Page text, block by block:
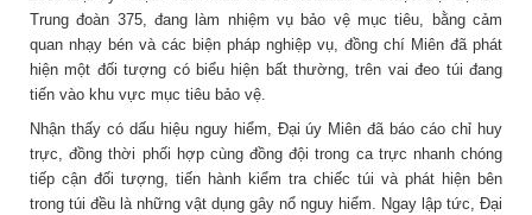
Trung đoàn 375, đang làm nhiệm vụ bảo vệ mục tiêu, bằng cảm
quan nhạy bén và các biện pháp nghiệp vụ, đồng chí Miên đã phát
hiện một đối tượng có biểu hiện bất thường, trên vai đeo túi đang
tiến vào khu vực mục tiêu bảo vệ.
Nhận thấy có dấu hiệu nguy hiểm, Đại úy Miên đã báo cáo chỉ huy
trực, đồng thời phối hợp cùng đồng đội trong ca trực nhanh chóng
tiếp cận đối tượng, tiến hành kiểm tra chiếc túi và phát hiện bên
trong túi đều là những vật dụng gây nổ nguy hiểm. Ngay lập tức, Đại